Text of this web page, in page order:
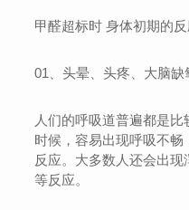
甲醛超标时 身体初期的反
01、头晕、头疼、大脑缺
人们的呼吸道普遍都是
时候，容易出现呼吸不
反应。大多数人还会出
等反应。